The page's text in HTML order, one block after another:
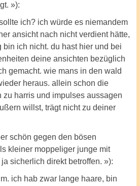
»):
ich? ich würde es niemandem
ansicht nach nicht verdient hätte,
bin ich nicht. du hast hier und bei
deine ansichten bezüglich
gemacht. wie mans in den wald
heraus. allein schon die
zu harris und impulses aussagen
willst, trägt nicht zu deiner
schön gegen den bösen
kleiner moppeliger junge mit
sicherlich direkt betroffen. »):
ich hab zwar lange haare, bin